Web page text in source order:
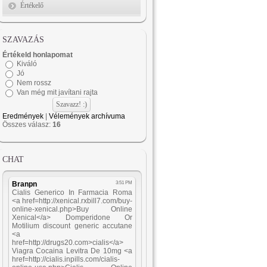
Értékelő
SZAVAZÁS
Értékeld honlapomat
Kiváló
Jó
Nem rossz
Van még mit javítani rajta
Eredmények
Vélemények archívuma
Összes válasz: 16
CHAT